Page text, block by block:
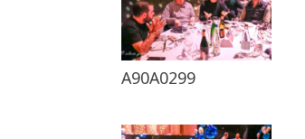
A90A0299